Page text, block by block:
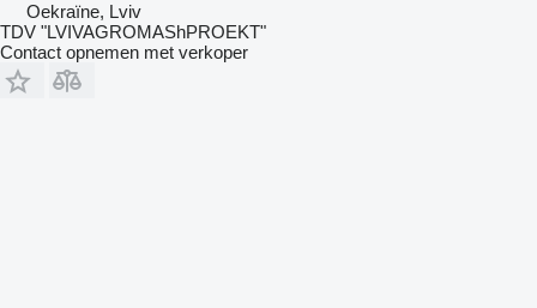
Oekraïne, Lviv
TDV "LVIVAGROMAShPROEKT"
Contact opnemen met verkoper